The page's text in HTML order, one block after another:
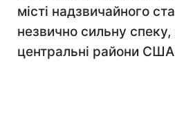
місті надзвичайного
незвично сильну
центральні райони